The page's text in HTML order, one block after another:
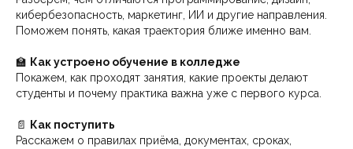
кибербезопасность, маркетинг, ИИ и другие направления.
Поможем понять, какая траектория ближе именно вам.
🏫 Как устроено обучение в колледже
Покажем, как проходят занятия, какие проекты делают
студенты и почему практика важна уже с первого курса.
📄
Как поступить
Расскажем о правилах приёма, документах, сроках,